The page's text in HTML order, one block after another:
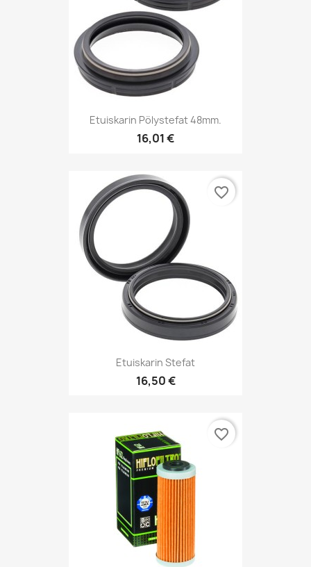
Etuiskarin Pölystefat 48mm.
16,01 €
Etuiskarin Stefat
16,50 €
favorite_border
favorite_border